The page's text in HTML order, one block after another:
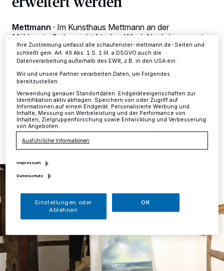
Mettmann · Im Kunsthaus Mettmann an der
Mühlenstraße herrscht frischer Wind. Nachdem nur ein
Jahr nach dem Umzug des Vereins von der Lohstraße
in die Innenstadt klar wurde, dass der Verein die
aufbringen kann, musste umgedacht werden.
13.01.2017 , 14:54 Uhr Eine Minute Lesezeit
ändern oder Ihre Einwilligung zu widerrufen, indem Sie auf den Link
Ihre Einstellungen gelten innerhalb unseres Website. Weitere
Informationen finden Sie in unserer Datenschutzerklärung.
Ihre Zustimmung umfasst alle schaufenster-mettmann.de-Seiten und
schließt gem. Art. 49 Abs. 1 S. 1 lit. a DSGVO auch die
Datenverarbeitung außerhalb des EWR, z.B. in den USA ein.
Wir und unsere Partner verarbeiten Daten, um Folgendes
bereitzustellen:
Verwendung genauer Standortdaten. Endgeräteeigenschaften zur
Identifikation aktiv abfragen. Speichern von oder Zugriff auf
Informationen auf einem Endgerät. Personalisierte Werbung und
Inhalte, Messung von Werbeleistung und der Performance von
Inhalten, Zielgruppenforschung sowie Entwicklung und Verbesserung
von Angeboten.
Ausführliche Informationen
Impressum
Datenschutz
Einstellungen oder
Ablehnen
OK